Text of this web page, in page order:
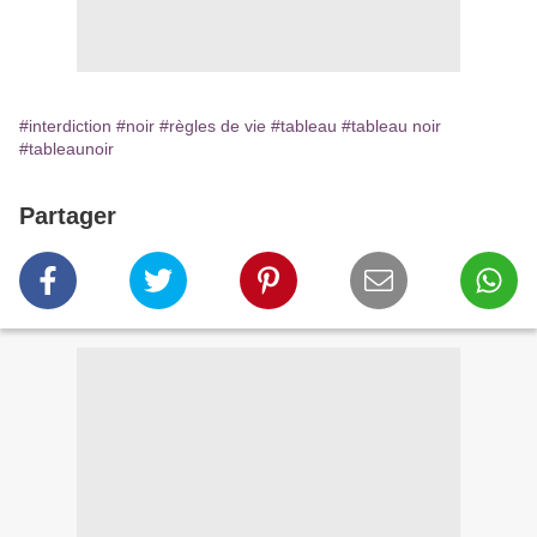
#interdiction #noir #règles de vie #tableau #tableau noir
#tableaunoir
Partager